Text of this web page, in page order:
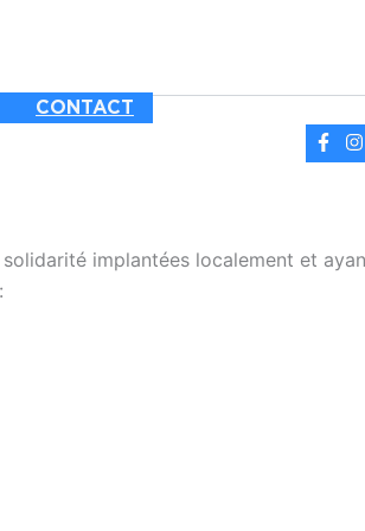
CONTACT
implantées localement et